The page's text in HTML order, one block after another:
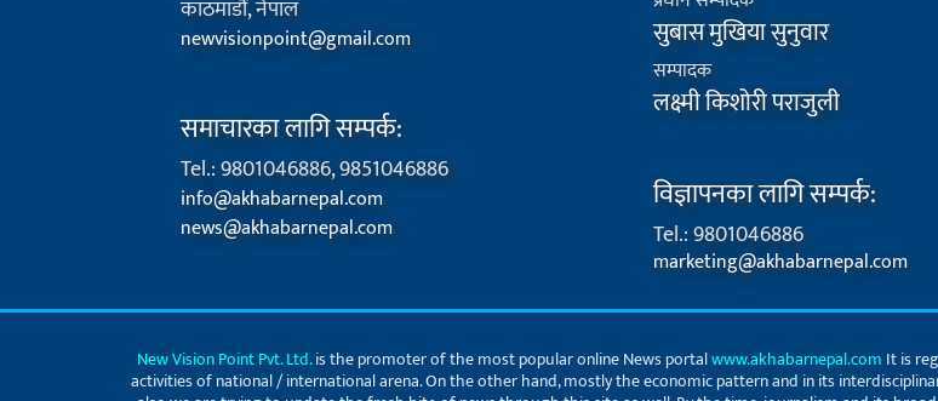
काठमाडौं, नेपाल
newvisionpoint@gmail.com
समाचारका लागि सम्पर्क:
Tel.: 9801046886, 9851046886
info@akhabarnepal.com
news@akhabarnepal.com
सुबास मुखिया सुनुवार
सम्पादक
लक्ष्मी किशोरी पराजुली
विज्ञापनका लागि सम्पर्क:
Tel.: 9801046886
marketing@akhabarnepal.com
New Vision Point Pvt. Ltd.is the promoter of the most popular online News portalwww.akhabarnepal.com It is
activities of national / international arena. On the other hand, mostly the economic pattern and in its